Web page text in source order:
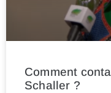
Comment
Schaller ?